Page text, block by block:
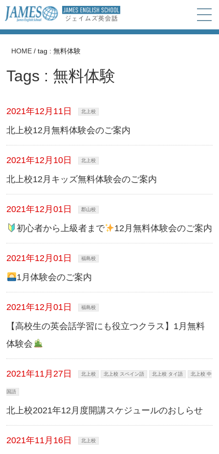
HOME /tag : 無料体験
Tags : 無料体験
2021年12月11日 北上校
北上校12月無料体験会のご案内
2021年12月10日 北上校
北上校12月キッズ無料体験会のご案内
2021年12月01日 郡山校
初心者から上級者まで 12月無料体験会のご案内
2021年12月01日 福島校
1月体験会のご案内
2021年12月01日 福島校
【高校生の英会話学習にも役立つクラス】1月無料
体験会
2021年11月27日 北上校 北上校 スペイン語 北上校 タイ語 北上校 中
国語
北上校2021年12月度開講スケジュールのおしらせ
2021年11月16日 北上校